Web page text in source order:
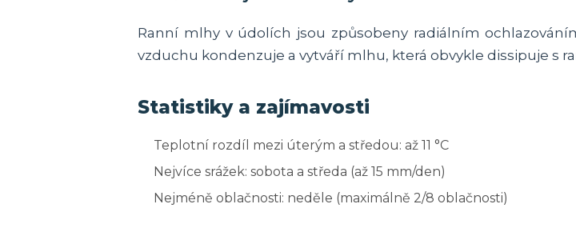
Ranní mlhy v údolích jsou způsobeny radiálním
vzduchu kondenzuje a vytváří mlhu, která obvykle dissipuje s
Statistiky a zajímavosti
Teplotní rozdíl mezi úterým a středou: až 11 °C
Nejvíce srážek: sobota a středa (až 15 mm/den)
Nejméně oblačnosti: neděle (maximálně 2/8 oblačnosti)